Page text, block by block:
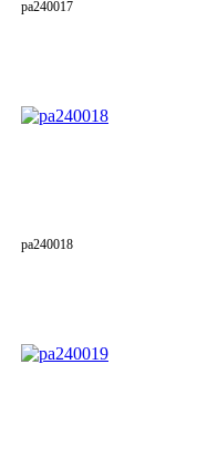
pa240017
pa240018